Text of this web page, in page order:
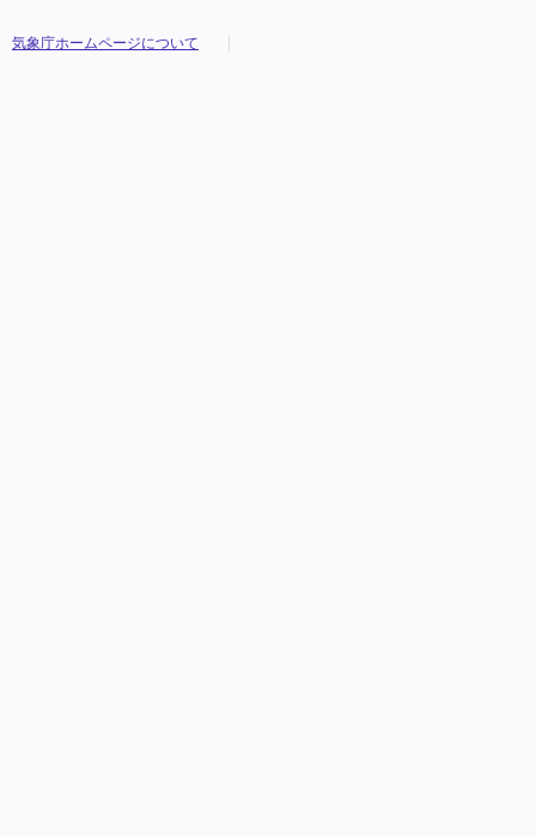
気象庁ホームページについて